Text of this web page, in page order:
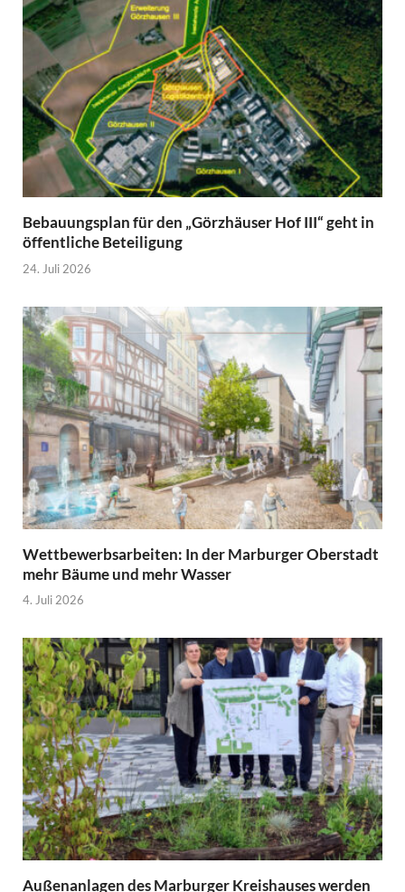
Bebauungsplan für den „Görzhäuser Hof III“ geht in
öffentliche Beteiligung
24. Juli 2026
Wettbewerbsarbeiten: In der Marburger Oberstadt
mehr Bäume und mehr Wasser
4. Juli 2026
Außenanlagen des Marburger Kreishauses werden